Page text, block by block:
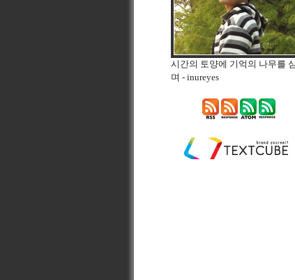
시간의 토양에 기억의 나무를
며 - inureyes